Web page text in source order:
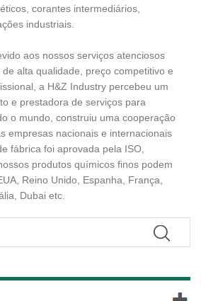
corantes intermediários,
industriais.
aos nossos serviços atenciosos
alta qualidade, preço competitivo e
a H&Z Industry percebeu um
e prestadora de serviços para
o mundo, construiu uma cooperação
empresas nacionais e internacionais
fábrica foi aprovada pela ISO,
produtos químicos finos podem
Reino Unido, Espanha, França,
Dubai etc.